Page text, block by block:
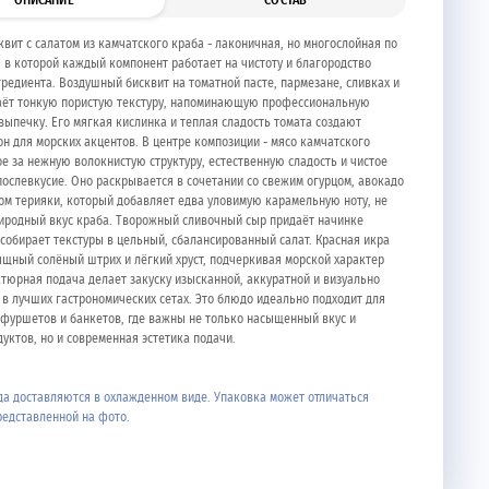
с салатом из камчатского краба - лаконичная, но многослойная по
в которой каждый компонент работает на чистоту и благородство
Воздушный бисквит на томатной пасте, пармезане, сливках и
тонкую пористую текстуру, напоминающую профессиональную
Его мягкая кислинка и теплая сладость томата создают
для морских акцентов. В центре композиции - мясо камчатского
за нежную волокнистую структуру, естественную сладость и чистое
Оно раскрывается в сочетании со свежим огурцом, авокадо
терияки, который добавляет едва уловимую карамельную ноту, не
вкус краба. Творожный сливочный сыр придаёт начинке
текстуры в цельный, сбалансированный салат. Красная икра
солёный штрих и лёгкий хруст, подчеркивая морской характер
подача делает закуску изысканной, аккуратной и визуально
лучших гастрономических сетах. Это блюдо идеально подходит для
и банкетов, где важны не только насыщенный вкус и
но и современная эстетика подачи.
доставляются в охлажденном виде. Упаковка может отличаться
на фото.